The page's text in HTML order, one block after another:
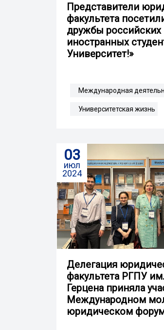
Представители
факультета
дружбы российских
иностранных
Университет!»
Международная
Университетская жизнь
03
июл
2024
Делегация
факультета РГПУ
Герцена приняла
Международном
юридическом